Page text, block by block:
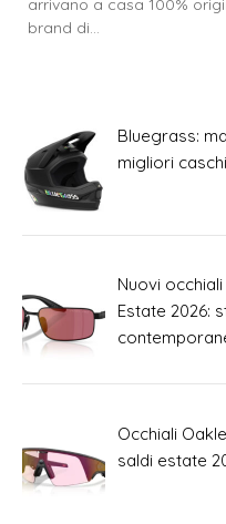
arrivano a casa 100%
brand di…
Bluegrass:
migliori
Nuovi
Estate 2026:
Occhiali
saldi estate